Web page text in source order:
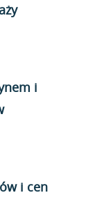
i
i cen